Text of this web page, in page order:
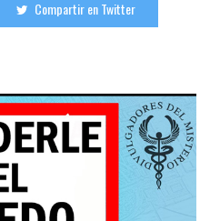
Compartir en Twitter